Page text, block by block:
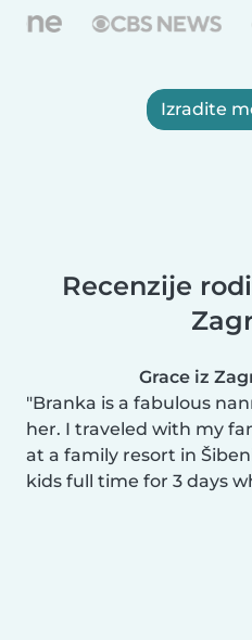
Izradite
Recenzije
Grace iz
Branka is a fabulous
her. I traveled with my
at a family resort in
kids full time for 3 days